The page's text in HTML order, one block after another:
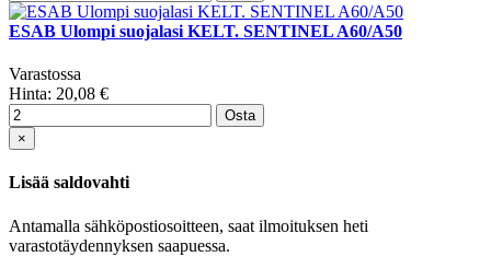
ESAB Ulompi suojalasi KELT. SENTINEL A60/A50
Varastossa
Hinta: 20,08 €
Osta
×
Lisää saldovahti
Antamalla sähköpostiosoitteen, saat ilmoituksen heti
varastotäydennyksen saapuessa.